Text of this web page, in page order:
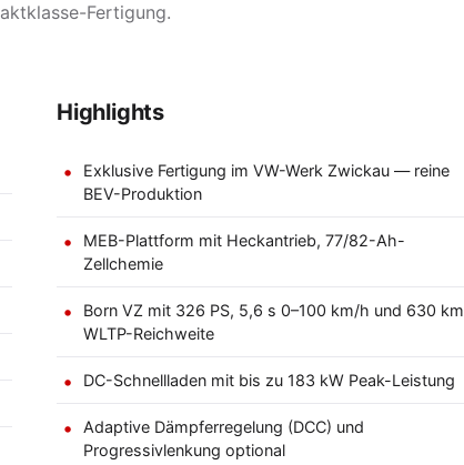
Fertigung.
Highlights
Exklusive Fertigung im VW-Werk Zwickau — reine
BEV-Produktion
MEB-Plattform mit Heckantrieb, 77/82-Ah-
Zellchemie
Born VZ mit 326 PS, 5,6 s 0–100 km/h und 630 km
WLTP-Reichweite
DC-Schnellladen mit bis zu 183 kW Peak-Leistung
Adaptive Dämpferregelung (DCC) und
Progressivlenkung optional